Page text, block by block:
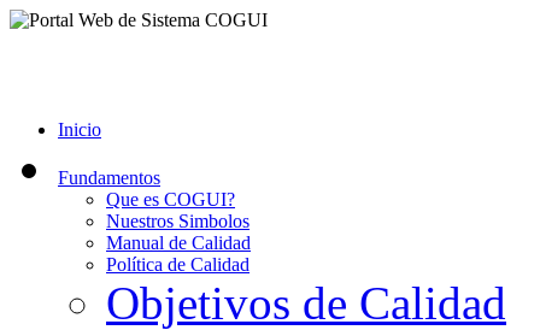
Inicio
Fundamentos
Que es COGUI?
Nuestros Simbolos
Manual de Calidad
Política de Calidad
Objetivos de Calidad